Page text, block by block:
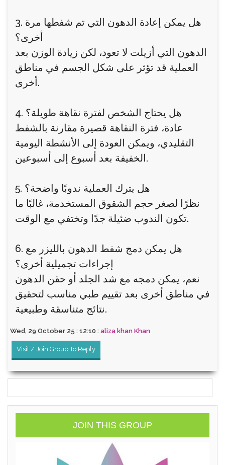
3. هل يمكن إعادة الدهون التي تم شفطها مرة
أخرى؟
الدهون التي أزيلت لا تعود، لكن زيادة الوزن بعد
العملية قد تؤثر على شكل الجسم في مناطق
أخرى.
4. هل يحتاج الشخص لفترة نقاهة طويلة؟
عادة، فترة النقاهة قصيرة مقارنة بالشفط
التقليدي، ويمكن العودة إلى الأنشطة اليومية
الخفيفة بعد أسبوع إلى أسبوعين.
5. هل يترك العملية ندوبًا واضحة؟
نظرًا لصغر حجم الشقوق المستخدمة، غالبًا ما
تكون الندوب ضئيلة جدًا وتختفي مع الوقت.
6. هل يمكن دمج شفط الدهون بالليزر مع
إجراءات تجميلية أخرى؟
نعم، يمكن دمجه مع شد الجلد أو حقن الدهون
في مناطق أخرى بعد تقييم طبي مناسب لتحقيق
نتائج متناسقة وطبيعية.
Wed, 29 October 25 : 12:10 : aliza khan Khan
Visit / Join Group To Reply
JOIN THIS GROUP